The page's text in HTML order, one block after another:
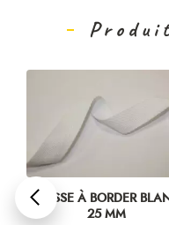
TRESSE À BORDER
25 MM